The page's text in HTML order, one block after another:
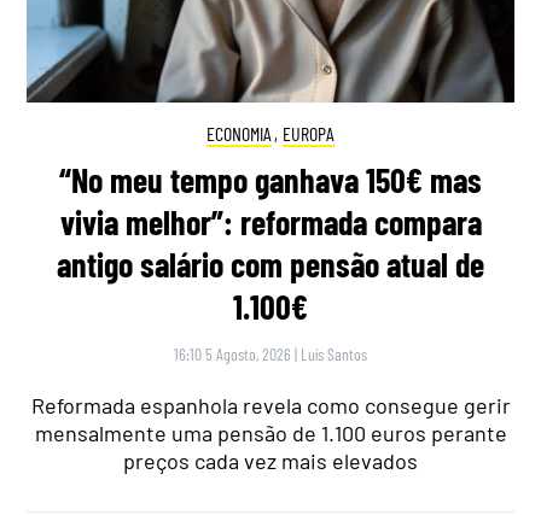
ECONOMIA , EUROPA
“No meu tempo ganhava 150€ mas
vivia melhor”: reformada compara
antigo salário com pensão atual de
1.100€
16:10 5 Agosto, 2026 | Luís Santos
Reformada espanhola revela como consegue gerir
mensalmente uma pensão de 1.100 euros perante
preços cada vez mais elevados